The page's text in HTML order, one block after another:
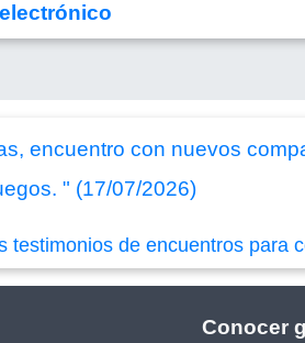
encuentro con nuevos
" (17/07/2026)
testimonios de encuentros para
Conocer